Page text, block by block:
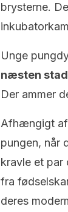
brysterne.
Unge
næsten
Der ammer
Afhængigt af
pungen, når
kravle et
fra
deres